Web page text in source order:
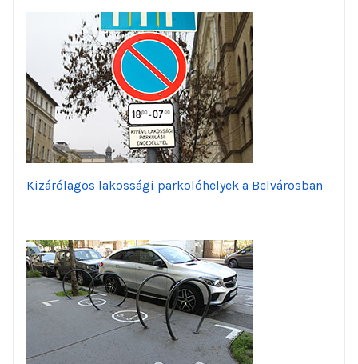
Kizárólagos lakossági parkolóhelyek a Belvárosban